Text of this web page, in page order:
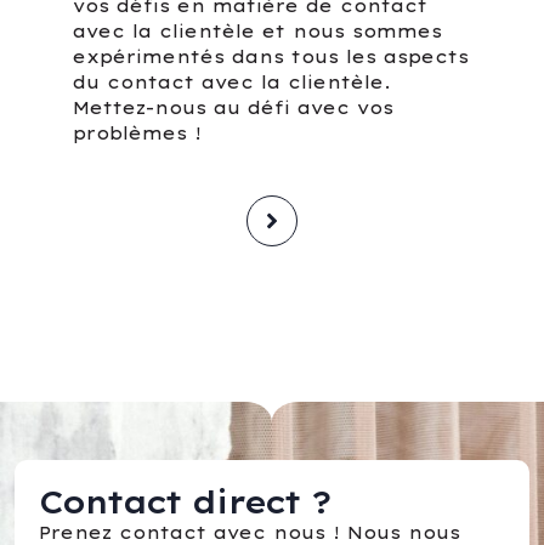
vos défis en matière de contact
avec la clientèle et nous sommes
expérimentés dans tous les aspects
du contact avec la clientèle.
Mettez-nous au défi avec vos
problèmes !
Contact direct ?
Prenez contact avec nous ! Nous nous